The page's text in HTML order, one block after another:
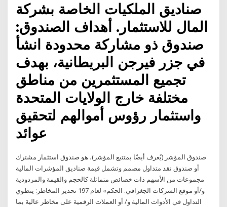
صناديق الملكيات الخاصة بشركة
المال للاستثمار. أهداف الصندوق:
صندوق ذو مشاركة محدودة انشأ
في جزر فيرجن البريطانية، بهدف
تجميع المستثمرين من مناطق
مختلفة خارج الولايات المتحدة
واستثمار رؤوس أموالهم لتحقيق
عوائد
صندوق المؤشر (يُعرف أيضًا بمتتبع المؤشر)، هو صندوق استثمار مشترك
أو صندوق نقد متداول مصمم وتشمل قيمة صناديق المؤشرات المالية
مجموعات من الأسهم ذات خصائص متماثلة كالحجم والقيمة والمردودية
و/أو موقع الشركات الجغرافي. الحكم» لعام 197 تحذير المخاطر: ينطوي
التداول في الأدوات المالية و/ أو العملات الرقمية على مخاطر عالية بما